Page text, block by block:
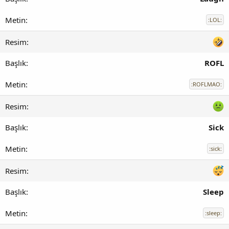
:LOL:
ROFL
:ROFLMAO:
Sick
:sick:
Sleep
:sleep: